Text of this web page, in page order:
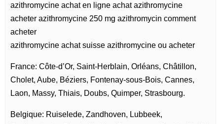
azithromycine achat en ligne achat azithromycine
acheter azithromycine 250 mg azithromycin comment
acheter
azithromycine achat suisse azithromycine ou acheter
France: Côte-d’Or, Saint-Herblain, Orléans, Châtillon,
Cholet, Aube, Béziers, Fontenay-sous-Bois, Cannes,
Laon, Massy, Thiais, Doubs, Quimper, Strasbourg.
Belgique: Ruiselede, Zandhoven, Lubbeek,